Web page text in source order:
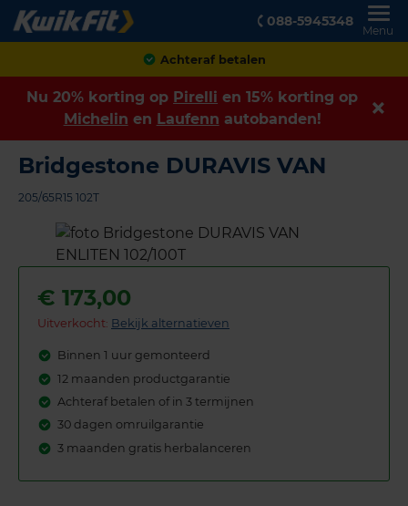
088-5945348
Menu
Achteraf betalen
Nu 20% korting op Pirelli en 15% korting op
Michelin en Laufenn autobanden!
Bridgestone DURAVIS VAN
205/65R15 102T
€ 173,00
Uitverkocht: Bekijk alternatieven
Binnen 1 uur gemonteerd
12 maanden productgarantie
Achteraf betalen of in 3 termijnen
30 dagen omruilgarantie
3 maanden gratis herbalanceren